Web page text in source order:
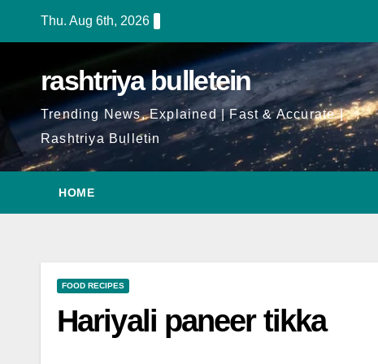
Thu. Aug 6th, 2026
rashtriya bulletein
Trending News, Explained | Fast & Accurate |
Rashtriya Bulletin
HOME
FOOD RECIPES
Hariyali paneer tikka